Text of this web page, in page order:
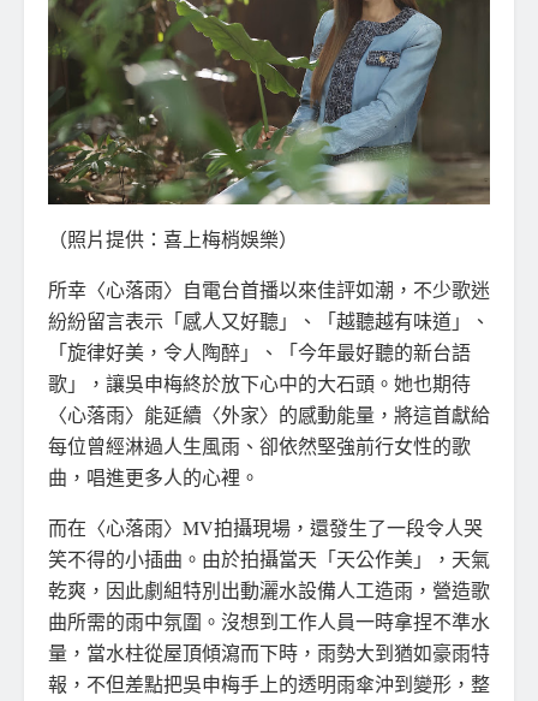
（照片提供：喜上梅梢娛樂）
所幸〈心落雨〉自電台首播以來佳評如潮，不少歌迷
紛紛留言表示「感人又好聽」、「越聽越有味道」、
「旋律好美，令人陶醉」、「今年最好聽的新台語
歌」，讓吳申梅終於放下心中的大石頭。她也期待
〈心落雨〉能延續〈外家〉的感動能量，將這首獻給
每位曾經淋過人生風雨、卻依然堅強前行女性的歌
曲，唱進更多人的心裡。
而在〈心落雨〉MV拍攝現場，還發生了一段令人哭
笑不得的小插曲。由於拍攝當天「天公作美」，天氣
乾爽，因此劇組特別出動灑水設備人工造雨，營造歌
曲所需的雨中氛圍。沒想到工作人員一時拿捏不準水
量，當水柱從屋頂傾瀉而下時，雨勢大到猶如豪雨特
報，不但差點把吳申梅手上的透明雨傘沖到變形，整